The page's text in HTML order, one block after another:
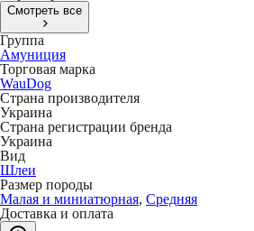
Смотреть все
Группа
Амуниция
Торговая марка
WauDog
Страна производителя
Украина
Страна регистрации бренда
Украина
Вид
Шлеи
Размер породы
Малая и миниатюрная, Средняя
Доставка и оплата